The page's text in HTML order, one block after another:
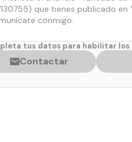
tus datos para habilitar
Contactar